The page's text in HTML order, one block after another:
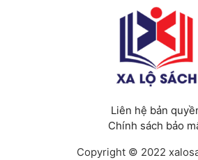
Liên hệ bản
Chính sách bảo
Copyright © 2022